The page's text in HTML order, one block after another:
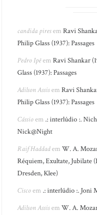
candida piresemRavi
Philip Glass (1937): Passages
Pedro IpêemRavi Shankar
Glass (1937): Passages
Adilson AssisemRavi
Philip Glass (1937): Passages
Cássioem .: interlúdio :.
Nick@Night
Raif HaddademW. A.
Réquiem, Exultate, Jubilate
Dresden, Klee)
Ciscoem .: interlúdio :. Joni
Adilson AssisemW. A.